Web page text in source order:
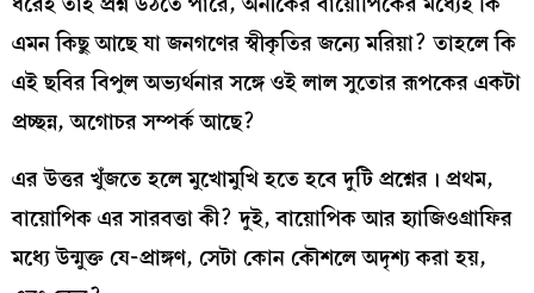
এমন কিছু আছে যা জনগণের স্বীকৃতির জন্যে মরিয়া? তাহলে কি
এই ছবির বিপুল অভ্যর্থনার সঙ্গে ওই লাল সুতোর রূপকের একটা
প্রচ্ছন্ন, অগোচর সম্পর্ক আছে?
এর উত্তর খুঁজতে হলে মুখোমুখি হতে হবে দুটি প্রশ্নের। প্রথম,
বায়োপিক এর সারবত্তা কী? দুই, বায়োপিক আর হ্যাজিওগ্রাফির
মধ্যে উন্মুক্ত যে-প্রাঙ্গণ, সেটা কোন কৌশলে অদৃশ্য করা হয়,